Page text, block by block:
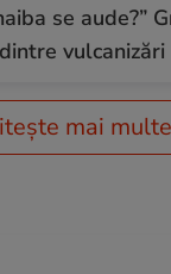
se aude?”
vulcanizări
mai multe